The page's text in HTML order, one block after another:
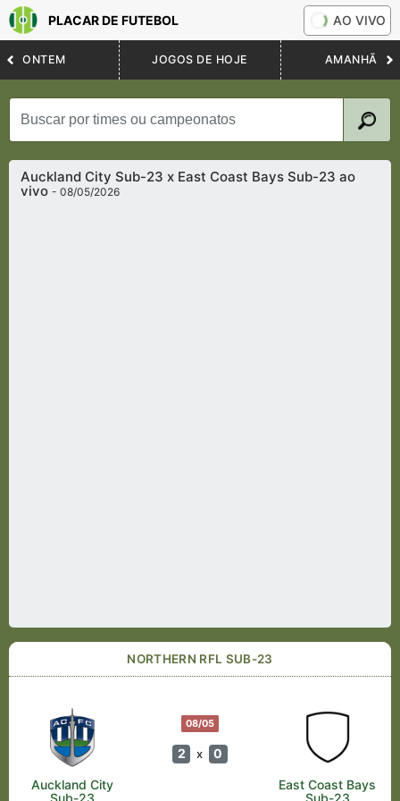
PLACAR DE FUTEBOL AO VIVO
ONTEM JOGOS DE HOJE AMANHÃ
Auckland City Sub-23 x East Coast Bays Sub-23 ao
vivo- 08/05/2026
NORTHERN RFL SUB-23
08/05
2 x 0
Auckland City
Sub-23
East Coast Bays
Sub-23